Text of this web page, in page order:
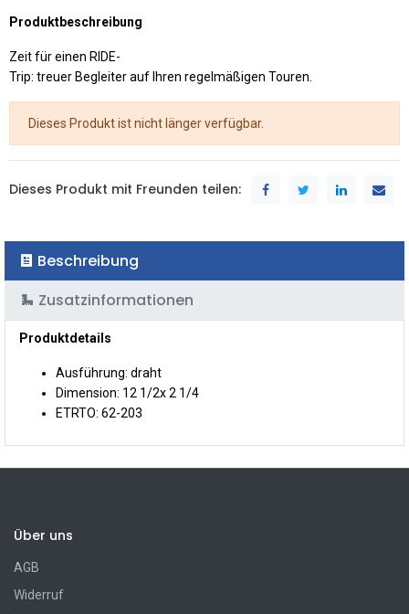
Produktbeschreibung
Zeit für einen RIDE-
Trip: treuer Begleiter auf Ihren regelmäßigen Touren.
Dieses Produkt ist nicht länger verfügbar.
Dieses Produkt mit Freunden teilen:
Beschreibung
Zusatzinformationen
Produktdetails
Ausführung: draht
Dimension: 12 1/2x 2 1/4
ETRTO: 62-203
Über uns
AGB
Widerruf